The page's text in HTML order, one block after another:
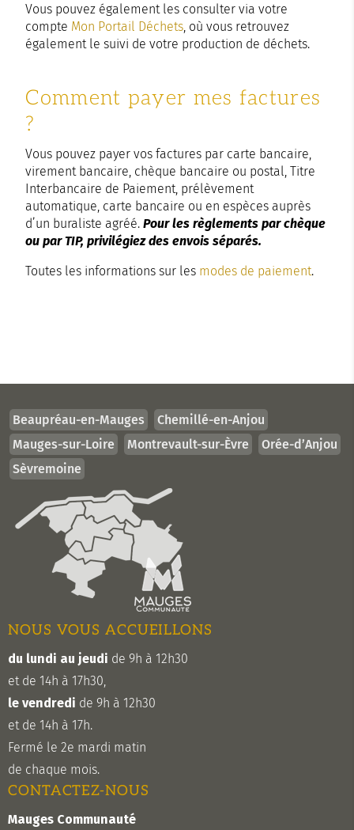
Vous pouvez également les consulter via votre
compte Mon Portail Déchets , où vous retrouvez
également le suivi de votre production de déchets.
Comment payer mes factures
?
Vous pouvez payer vos factures par carte bancaire,
virement bancaire, chèque bancaire ou postal, Titre
Interbancaire de Paiement, prélèvement
automatique, carte bancaire ou en espèces auprès
d’un buraliste agréé.Pour les règlements par chèque
ou par TIP, privilégiez des envois séparés.
Toutes les informations sur les modes de paiement.
Beaupréau-en-Mauges
Chemillé-en-Anjou
Mauges-sur-Loire
Montrevault-sur-Èvre
Orée-d’Anjou
Sèvremoine
NOUS VOUS ACCUEILLONS
du lundi au jeudi de 9h à 12h30
et de 14h à 17h30,
le vendredi de 9h à 12h30
et de 14h à 17h.
Fermé le 2e mardi matin
de chaque mois.
CONTACTEZ-NOUS
Mauges Communauté